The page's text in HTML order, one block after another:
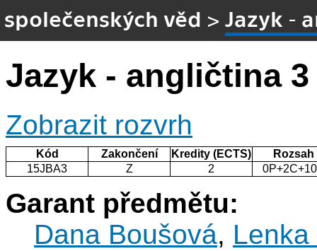
společenských věd >Jazyk -
Jazyk - angličtina 3
Zobrazit rozvrh
Kód Zakončení Kredity (ECTS)
Rozsah
15JBA3
Z 2
Garant předmětu:
Dana Boušová,